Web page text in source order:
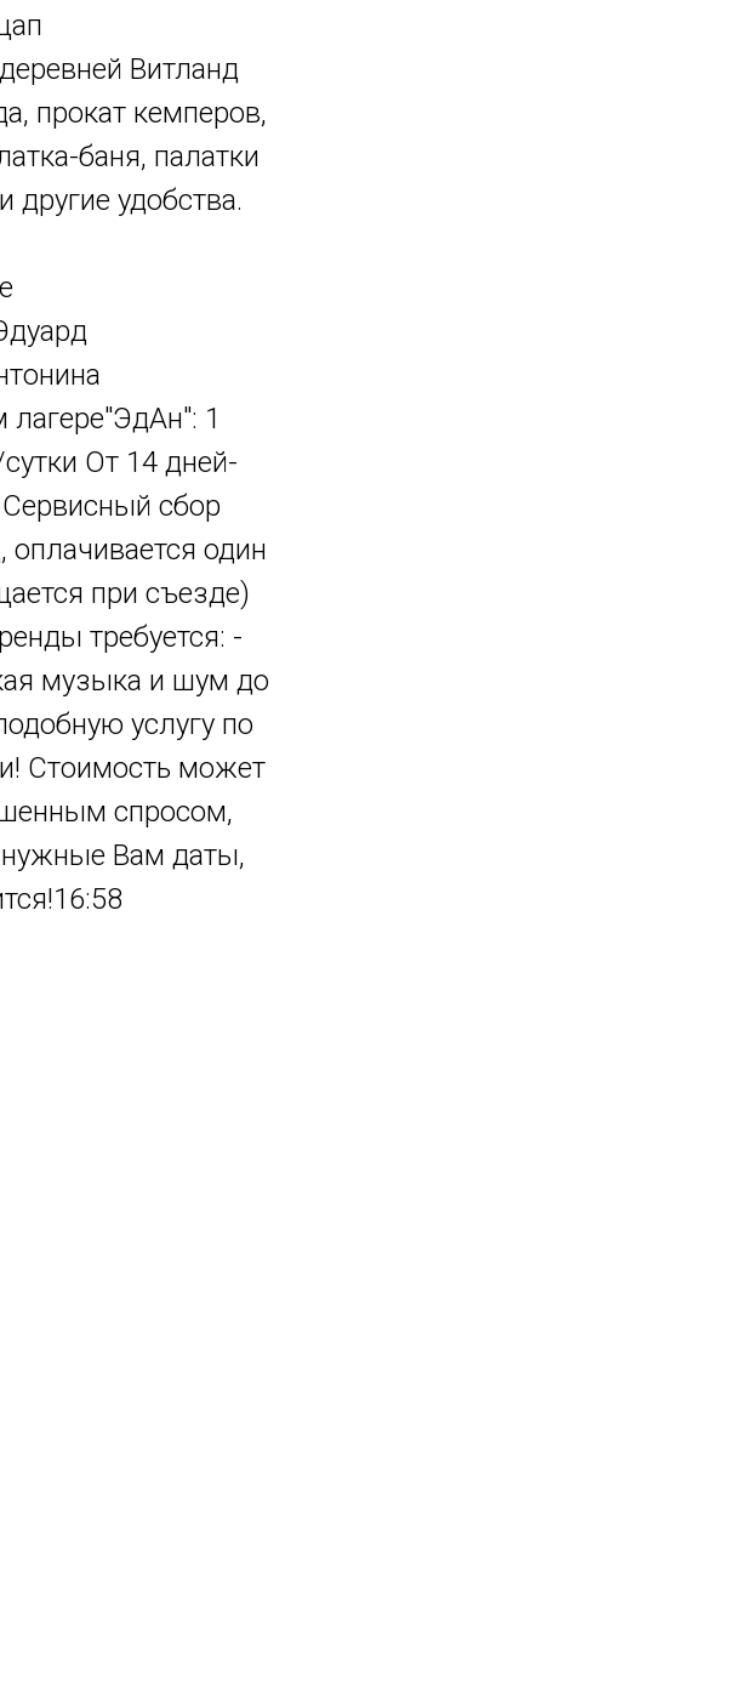
Витланд
прокат кемперов,
баня, палатки
другие удобства.
1
От 14 дней-
сбор
оплачивается один
при съезде)
требуется: -
музыка и шум до
услугу по
Стоимость может
спросом,
нужные Вам даты,